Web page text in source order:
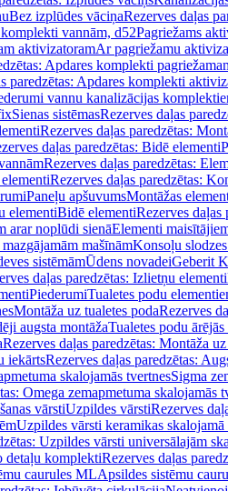
Bez izplūdes vāciņaRezerves daļas
vannām, d52Pagriežams
aktivizatoramAr pagriežamu
Apdares komplekti
paredzētas: Apdares komplekti
vannu kanalizācijas
Sienas sistēmasRezerves daļas
Rezerves daļas paredzētas:
daļas paredzētas: Bidē elementi
Rezerves daļas paredzētas:
Rezerves daļas paredzētas:
Paneļu apšuvumsMontāžas
elementiBidē elementiRezerves daļas
arar noplūdi sienāElementi
mašīnāmKonsoļu
sistēmāmŪdens novadeiGeberit
daļas paredzētas: Izlietņu elementi
PiederumiTualetes podu
Montāža uz tualetes podaRezerves
augsta montāžaTualetes podu
Rezerves daļas paredzētas: Montāža
iekārtsRezerves daļas paredzētas:
skalojamās tvertnesSigma
Omega zemapmetuma skalojamās
vārstiUzpildes vārstiRezerves
Uzpildes vārsti keramikas skalojamā
Uzpildes vārsti universālajām
detaļu komplektiRezerves daļas
caurules MLApsildes sistēmu